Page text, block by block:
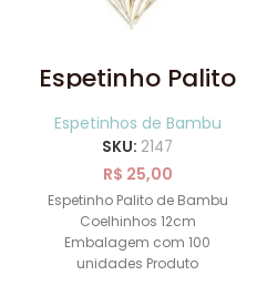
Espetinho Palito
de Bambu
Coelhinhos
para Petiscos
12cm com
100un
Espetinhos de Bambu
SKU: 2147
R$ 25,00
Espetinho Palito de Bambu
Coelhinhos 12cm
Embalagem com 100
unidades Produto